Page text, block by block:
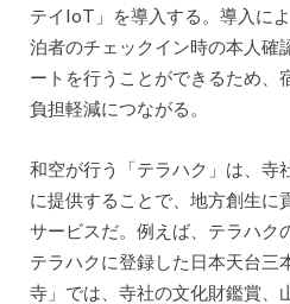
テイIoT」を導入する。導入に
泊者のチェックイン時の本人確
ートを行うことができるため、
負担軽減につながる。
和空が行う「テラハク」は、寺
に提供することで、地方創生に
サービスだ。例えば、テラハク
テラハクに登録した日本天台三
寺」では、寺社の文化財鑑賞、